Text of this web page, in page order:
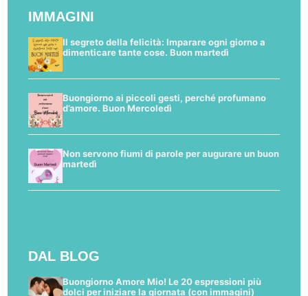
IMMAGINI
Il segreto della felicità: Imparare ogni giorno a
dimenticare tante cose. Buon martedì
Buongiorno ai piccoli gesti, perché profumano
d’amore. Buon Mercoledì
Non servono fiumi di parole per augurare un buon
martedì
DAL BLOG
Buongiorno Amore Mio! Le 20 espressioni più
dolci per iniziare la giornata (con immagini)